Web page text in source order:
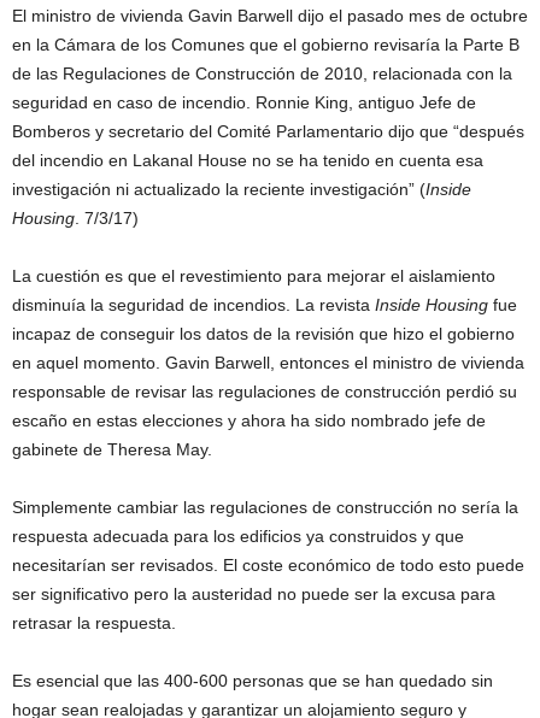
El ministro de vivienda Gavin Barwell dijo el pasado mes de octubre
en la Cámara de los Comunes que el gobierno revisaría la Parte B
de las Regulaciones de Construcción de 2010, relacionada con la
seguridad en caso de incendio. Ronnie King, antiguo Jefe de
Bomberos y secretario del Comité Parlamentario dijo que “después
del incendio en Lakanal House no se ha tenido en cuenta esa
investigación ni actualizado la reciente investigación” (Inside
Housing . 7/3/17)
La cuestión es que el revestimiento para mejorar el aislamiento
disminuía la seguridad de incendios. La revista Inside Housing fue
incapaz de conseguir los datos de la revisión que hizo el gobierno
en aquel momento. Gavin Barwell, entonces el ministro de vivienda
responsable de revisar las regulaciones de construcción perdió su
escaño en estas elecciones y ahora ha sido nombrado jefe de
gabinete de Theresa May.
Simplemente cambiar las regulaciones de construcción no sería la
respuesta adecuada para los edificios ya construidos y que
necesitarían ser revisados. El coste económico de todo esto puede
ser significativo pero la austeridad no puede ser la excusa para
retrasar la respuesta.
Es esencial que las 400-600 personas que se han quedado sin
hogar sean realojadas y garantizar un alojamiento seguro y